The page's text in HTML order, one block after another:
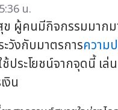
น.
ผู้คนมีกิจกรรมมาก
วังกับมาตรการความ
ระโยชน์จากจุดนี้ เล่
งิน